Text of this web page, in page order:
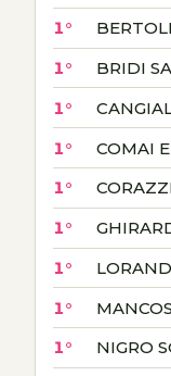
1°
1° BRIDI
1°
1° COMAI
1°
1°
1°
1°
1° NIGRO